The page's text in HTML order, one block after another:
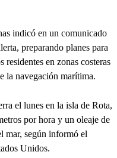
indicó en un comunicado
preparando planes para
residentes en zonas costeras
la navegación marítima.
el lunes en la isla de Rota,
por hora y un oleaje de
mar, según informó el
Unidos.